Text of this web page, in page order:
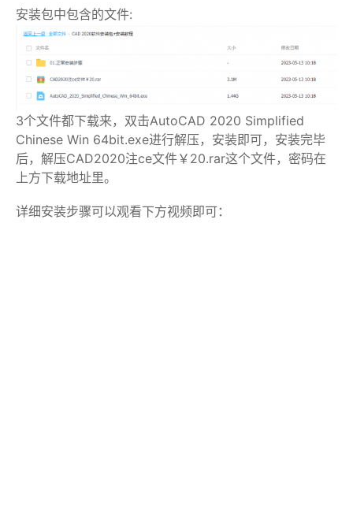
安装包中包含的文件:
3个文件都下载来，双击AutoCAD 2020 Simplified
Chinese Win 64bit.exe进行解压，安装即可，安装完毕
后，解压CAD2020注ce文件￥20.rar这个文件，密码在
上方下载地址里。
详细安装步骤可以观看下方视频即可：